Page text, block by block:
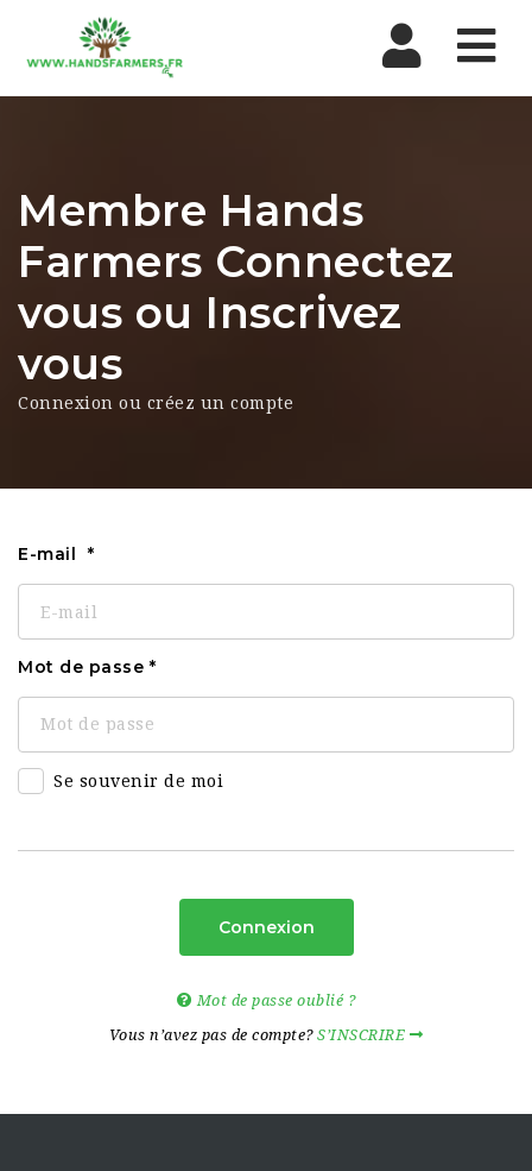
Membre Hands
Farmers Connectez
vous ou Inscrivez
vous
Connexion ou créez un compte
E-mail
Mot de passe
Se souvenir de moi
Connexion
Mot de passe oublié ?
Vous n’avez pas de compte?S’INSCRIRE